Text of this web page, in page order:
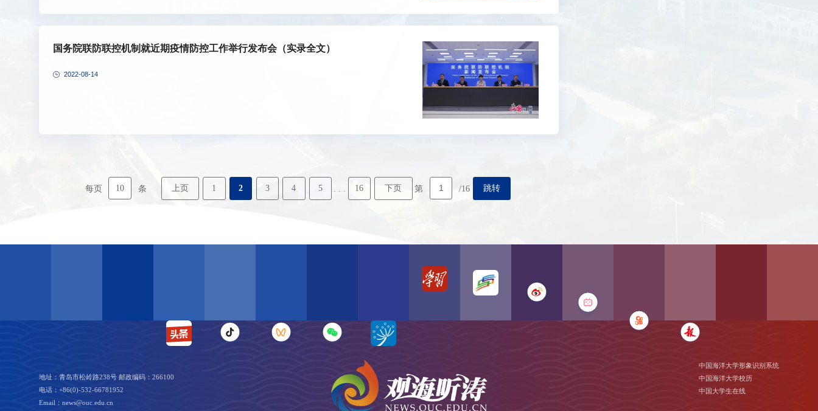
国务院联防联控机制就近期疫情防控工作举行发布会（实录全文）
2022-08-14
每页 10 条 上页 1 2 3 4 5 16 下页 第 /16 跳转
地址：青岛市松岭路238号 邮政编码：266100
电话：+86(0)-532-66781952
Email：news@ouc.edu.cn
中国海洋大学形象识别系统
中国海洋大学校历
中国大学生在线